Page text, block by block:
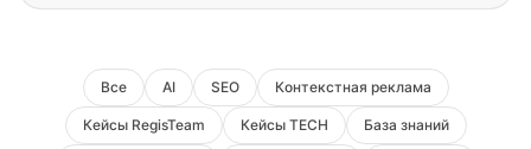
Все AI SEO Контекстная реклама
Кейсы RegisTeam Кейсы TECH База знаний